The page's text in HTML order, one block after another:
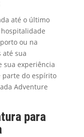
até o último
ou na
até sua
sua experiência
parte do espírito
Adventure
para